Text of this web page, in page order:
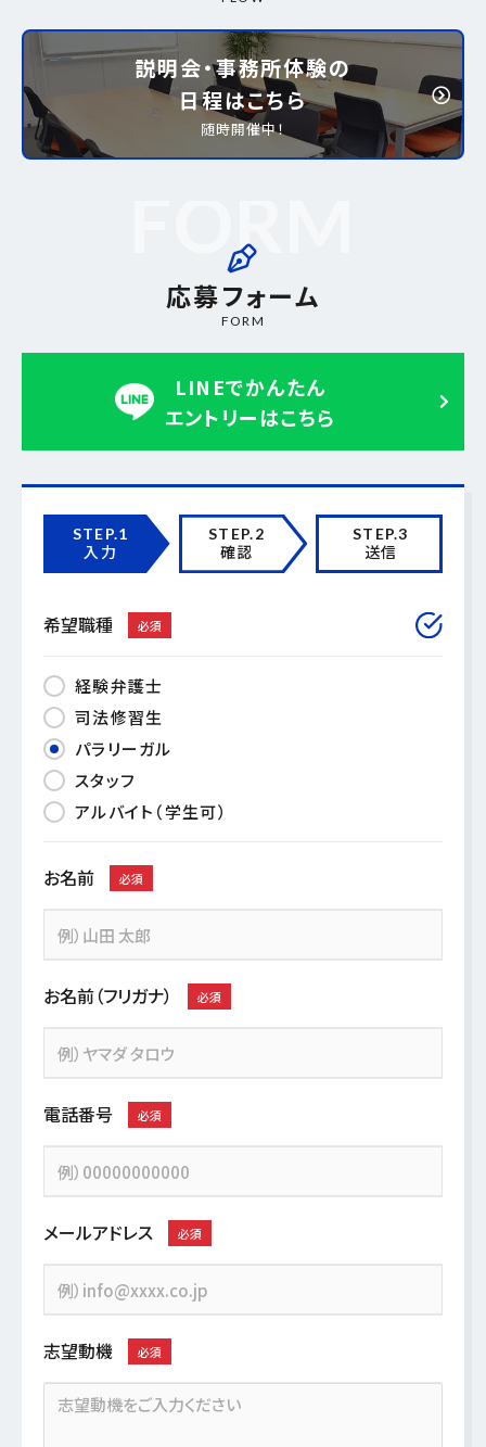
説明会・事務所体験の
日程はこちら
随時開催中！
応募フォーム
FORM
LINEでかんたん
エントリーはこちら
STEP.1
入力
STEP.2
確認
STEP.3
送信
希望職種 必須
経験弁護士
司法修習⽣
パラリーガル
スタッフ
アルバイト（学生可）
お名前 必須
お名前（フリガナ） 必須
電話番号 必須
メールアドレス 必須
志望動機 必須